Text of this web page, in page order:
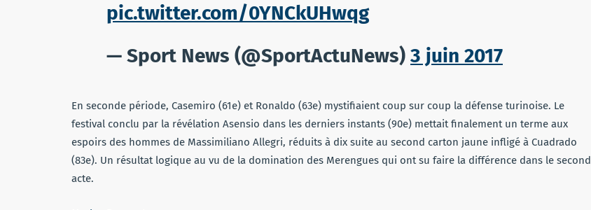
pic.twitter.com/0YNCkUHwqg
— Sport News (@SportActuNews) 3 juin 2017
En seconde période, Casemiro (61e) et Ronaldo (63e) mystifiaient coup sur coup la défense turinoise. Le
festival conclu par la révélation Asensio dans les derniers instants (90e) mettait finalement un terme aux
espoirs des hommes de Massimiliano Allegri, réduits à dix suite au second carton jaune infligé à Cuadrado
(83e). Un résultat logique au vu de la domination des Merengues qui ont su faire la différence dans le second
acte.